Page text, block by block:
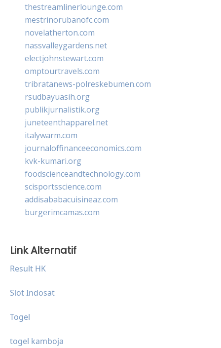
thestreamlinerlounge.com
mestrinorubanofc.com
novelatherton.com
nassvalleygardens.net
electjohnstewart.com
omptourtravels.com
tribratanews-polreskebumen.com
rsudbayuasih.org
publikjurnalistik.org
juneteenthapparel.net
italywarm.com
journaloffinanceeconomics.com
kvk-kumari.org
foodscienceandtechnology.com
scisportsscience.com
addisababacuisineaz.com
burgerimcamas.com
Link Alternatif
Result HK
Slot Indosat
Togel
togel kamboja